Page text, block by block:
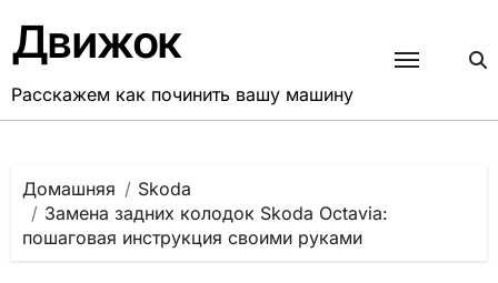
содержанию
Движок
Расскажем как починить вашу машину
Домашняя
Skoda
Замена задних колодок Skoda Octavia:
пошаговая инструкция своими руками